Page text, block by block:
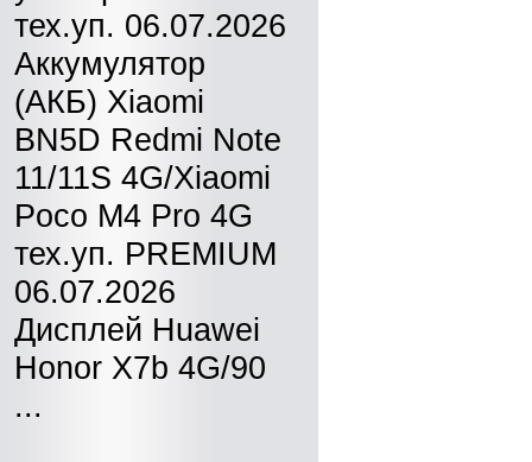
тех.уп. 06.07.2026
Аккумулятор
(АКБ) Xiaomi
BN5D Redmi Note
11/11S 4G/Xiaomi
Poco M4 Pro 4G
тех.уп. PREMIUM
06.07.2026
Дисплей Huawei
Honor X7b 4G/90
...